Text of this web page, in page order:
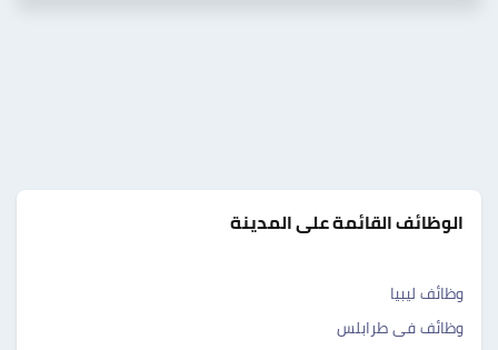
الوظائف القائمة على المدينة
وظائف ليبيا
وظائف فى طرابلس